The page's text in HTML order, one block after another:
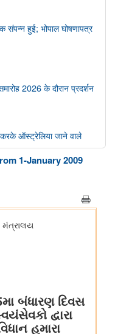
संपन्न हुई; भोपाल घोषणापत्र
2026 के दौरान प्रदर्शन
ऑस्ट्रेलिया जाने वाले
को तेज़ किया है
में नमी और क्लोराइड की
नमी की मौजूदगी के दावों
(2025–30) के प्रथम वर्ष
सह-बैठक आयोजित की
1-January 2009